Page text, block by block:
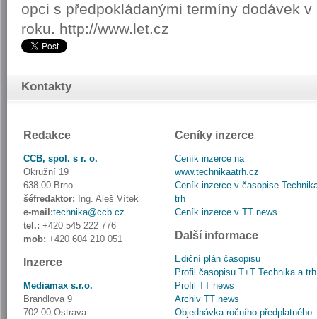
opci s předpokládanými termíny dodávek
roku. http://www.let.cz
Kontakty
Redakce
CCB, spol. s r. o.
Okružní 19
638 00 Brno
šéfredaktor: Ing. Aleš Vítek
e-mail:technika@ccb.cz
tel.: +420 545 222 776
mob: +420 604 210 051
Inzerce
Mediamax s.r.o.
Brandlova 9
702 00 Ostrava
Ceníky inzerce
Ceník inzerce na
www.technikaatrh.cz
Ceník inzerce v časopise
trh
Ceník inzerce v TT news
Další informace
Ediční plán časopisu
Profil časopisu T+T Technika a trh
Profil TT news
Archiv TT news
Objednávka ročního předplatného